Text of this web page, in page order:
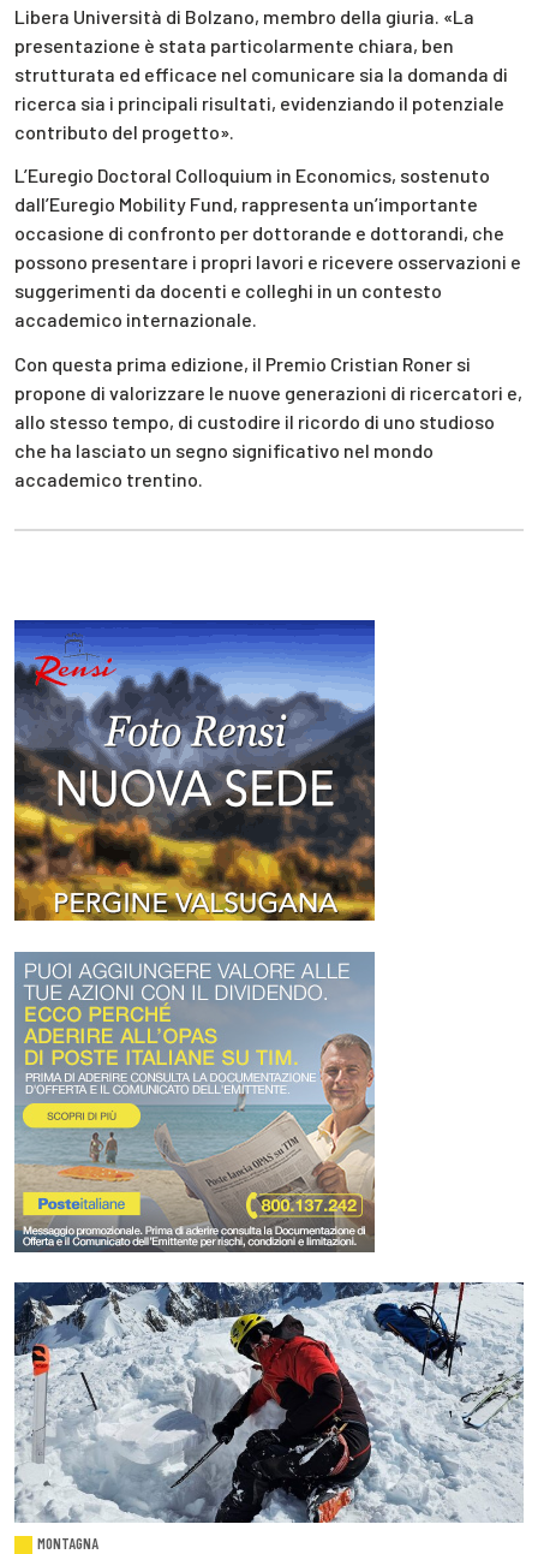
Libera Università di Bolzano, membro della giuria. «La
presentazione è stata particolarmente chiara, ben
strutturata ed efficace nel comunicare sia la domanda di
ricerca sia i principali risultati, evidenziando il potenziale
contributo del progetto».
L’Euregio Doctoral Colloquium in Economics, sostenuto
dall’Euregio Mobility Fund, rappresenta un’importante
occasione di confronto per dottorande e dottorandi, che
possono presentare i propri lavori e ricevere osservazioni e
suggerimenti da docenti e colleghi in un contesto
accademico internazionale.
Con questa prima edizione, il Premio Cristian Roner si
propone di valorizzare le nuove generazioni di ricercatori e,
allo stesso tempo, di custodire il ricordo di uno studioso
che ha lasciato un segno significativo nel mondo
accademico trentino.
MONTAGNA